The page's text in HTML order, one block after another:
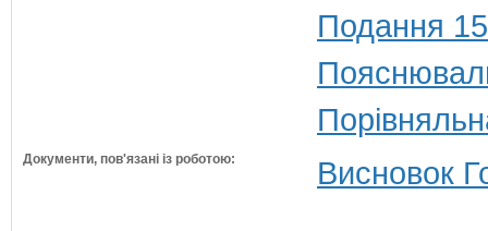
Подання
Документи, пов'язані із роботою: Висновок